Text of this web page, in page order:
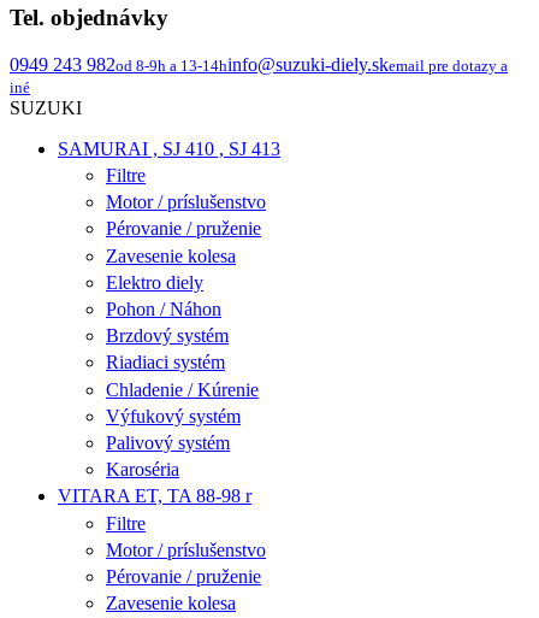
Tel. objednávky
0949 243 982od 8-9h a 13-14hinfo@suzuki-diely.skemail pre dotazy a
iné
SUZUKI
SAMURAI , SJ 410 , SJ 413
Filtre
Motor / príslušenstvo
Pérovanie / pruženie
Zavesenie kolesa
Elektro diely
Pohon / Náhon
Brzdový systém
Riadiaci systém
Chladenie / Kúrenie
Výfukový systém
Palivový systém
Karoséria
VITARA ET, TA 88-98 r
Filtre
Motor / príslušenstvo
Pérovanie / pruženie
Zavesenie kolesa